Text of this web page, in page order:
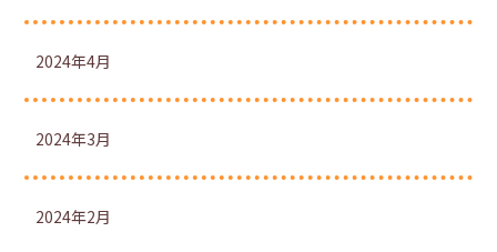
2024年4月
2024年3月
2024年2月